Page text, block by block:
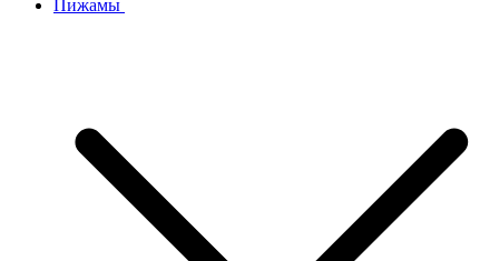
Пижамы